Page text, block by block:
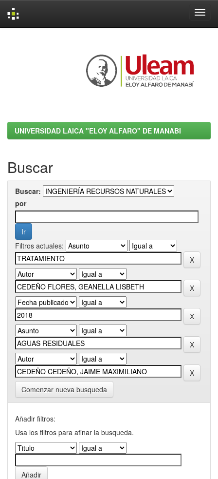
UNIVERSIDAD LAICA "ELOY ALFARO" DE MANABI
Buscar
Buscar:
por
Filtros actuales:
Comenzar nueva busqueda
Añadir filtros:
Usa los filtros para afinar la busqueda.